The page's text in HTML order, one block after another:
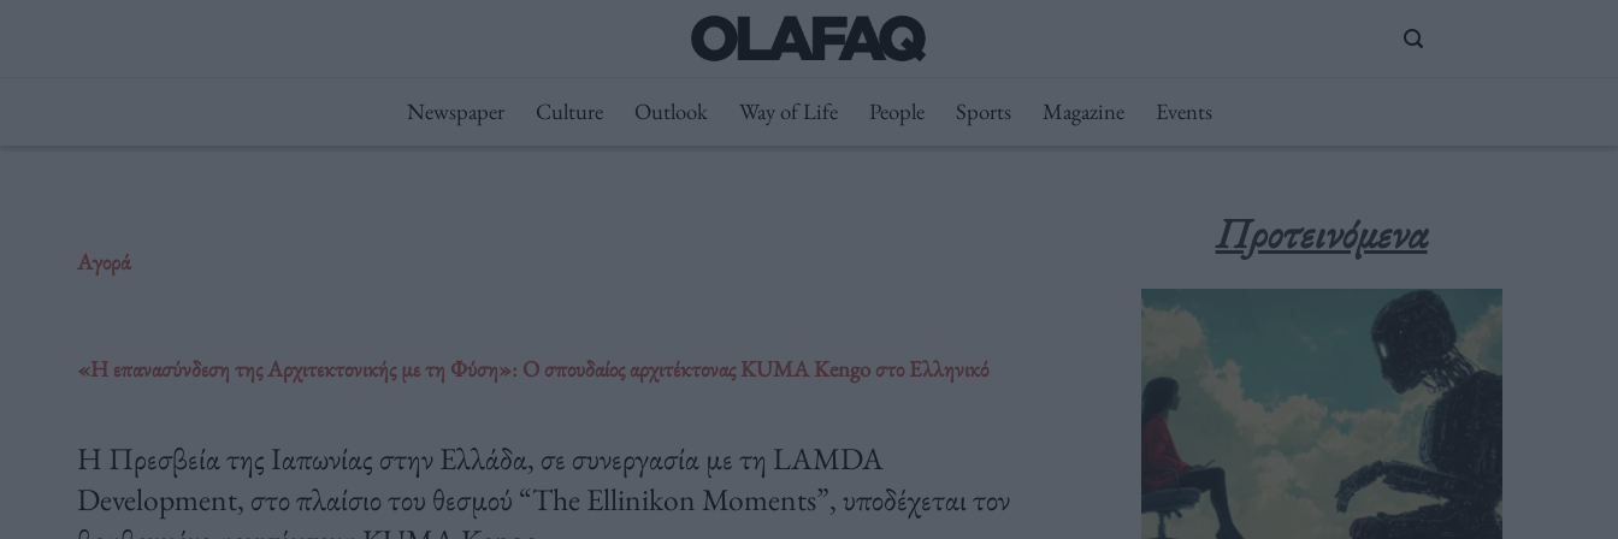
Newspaper Culture Outlook Way of Life People Sports Magazine Events
Αγορά
«Η επανασύνδεση της Αρχιτεκτονικής με τη Φύση»: Ο σπουδαίος αρχιτέκτονας KUMA Kengo στο Ελληνικό
Η Πρεσβεία της Ιαπωνίας στην Ελλάδα, σε συνεργασία με τη LAMDA
Development, στο πλαίσιο του θεσμού “The Ellinikon Moments”, υποδέχεται τον
Προτεινόμενα